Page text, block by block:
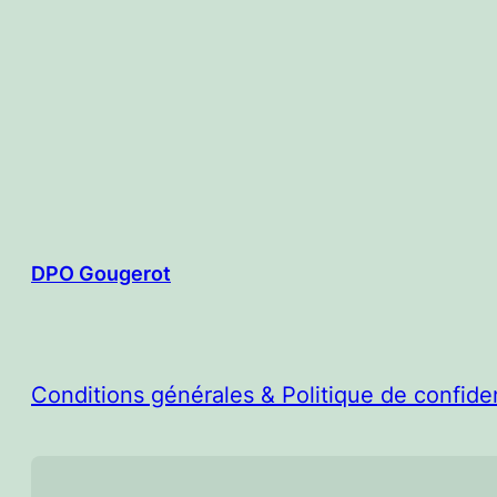
DPO Gougerot
Conditions générales & Politique de